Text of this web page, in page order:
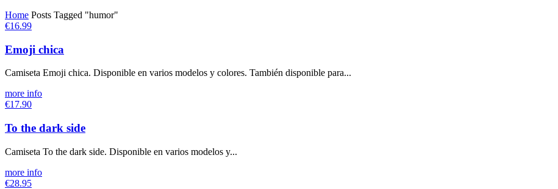
Home Posts Tagged "humor"
€16.99
Emoji chica
Camiseta Emoji chica. Disponible en varios modelos y colores. También disponible para...
more info
€17.90
To the dark side
Camiseta To the dark side. Disponible en varios modelos y...
more info
€28.95